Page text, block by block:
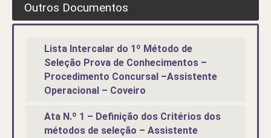
Outros Documentos
Lista Intercalar do 1º Método de
Seleção Prova de Conhecimentos –
Procedimento Concursal –Assistente
Operacional – Coveiro
Ata N.º 1 – Definição dos Critérios dos
métodos de seleção – Assistente